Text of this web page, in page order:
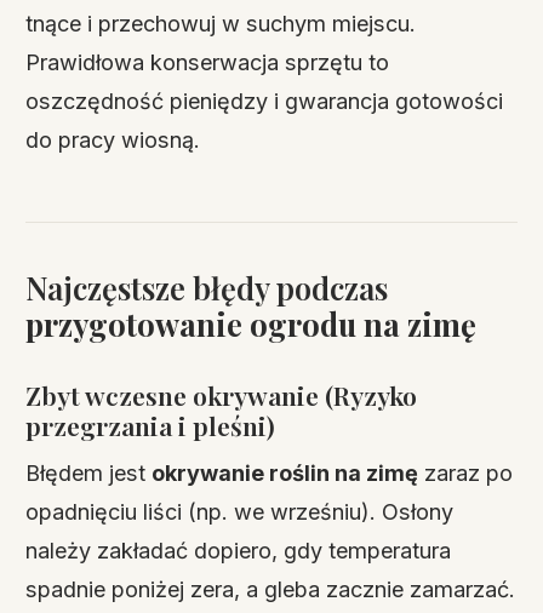
tnące i przechowuj w suchym miejscu.
Prawidłowa konserwacja sprzętu to
oszczędność pieniędzy i gwarancja gotowości
do pracy wiosną.
Najczęstsze błędy podczas
przygotowanie ogrodu na zimę
Zbyt wczesne okrywanie (Ryzyko
przegrzania i pleśni)
Błędem jest okrywanie roślin na zimę zaraz po
opadnięciu liści (np. we wrześniu). Osłony
należy zakładać dopiero, gdy temperatura
spadnie poniżej zera, a gleba zacznie zamarzać.